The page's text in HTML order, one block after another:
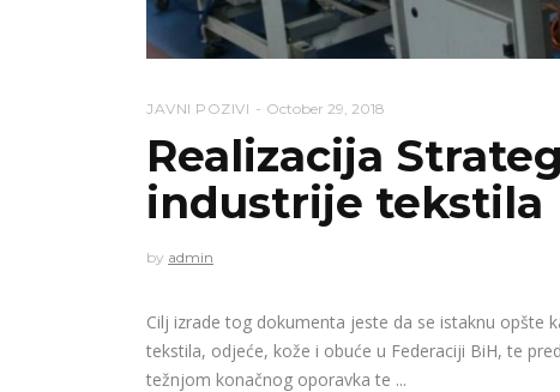
JAVNI POZIVI October 29, 2018
Realizacija
industrije tekstila
by admin
Cilj izrade tog dokumenta jeste da se istaknu opšte
tekstila, odjeće, kože i obuće u Federaciji BiH, te
težnjom konačnog oporavka te